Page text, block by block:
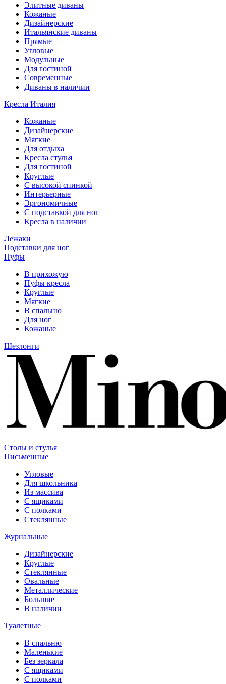
Элитные диваны
Кожаные
Дизайнерские
Итальянские диваны
Прямые
Угловые
Модульные
Для гостиной
Современные
Диваны в наличии
Кресла Италия
Кожаные
Дизайнерские
Мягкие
Для отдыха
Кресла стулья
Для гостиной
Круглые
С высокой спинкой
Интерьерные
Эргономичные
С подставкой для ног
Кресла в наличии
Лежаки
Подставки для ног
Пуфы
В прихожую
Пуфы кресла
Круглые
Мягкие
В спальню
Для ног
Кожаные
Шезлонги
Столы и стулья
Письменные
Угловые
Для школьника
Из массива
С ящиками
С полками
Стеклянные
Журнальные
Дизайнерские
Круглые
Стеклянные
Овальные
Металлические
Большие
В наличии
Туалетные
В спальню
Маленькие
Без зеркала
С ящиками
С полками